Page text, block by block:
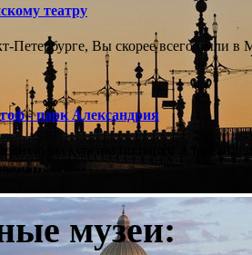
театру
Петербурге, Вы скорее всего были в
- парк Александрия
экскурсию по парку
музеи: